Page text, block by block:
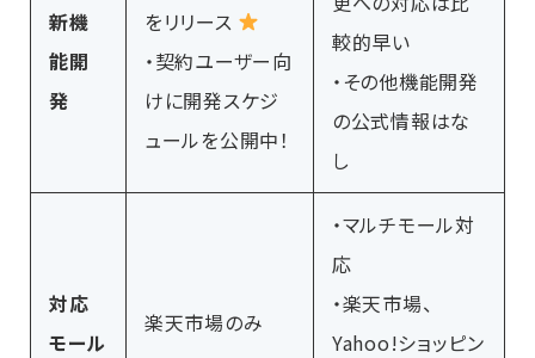
新機
能開
発
をリリース
・契約ユーザー向
けに開発スケジ
ュールを公開中！
較的早い
・その他機能開発
の公式情報はな
し
対応
モール
楽天市場のみ
・マルチモール対
応
・楽天市場、
Yahoo!ショッピン